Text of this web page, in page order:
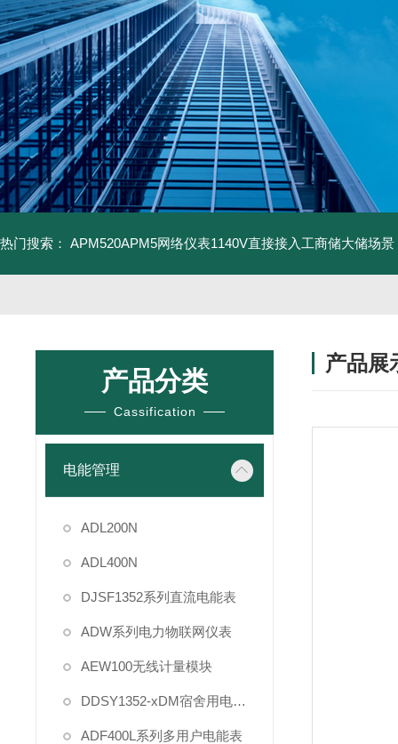
热门搜索： APM520APM5网络仪表1140V直接接入工商储大储场景
产品分类
Cassification
电能管理
ADL200N
ADL400N
DJSF1352系列直流电能表
ADW系列电力物联网仪表
AEW100无线计量模块
DDSY1352-xDM宿舍用电管理
ADF400L系列多用户电能表
产品展